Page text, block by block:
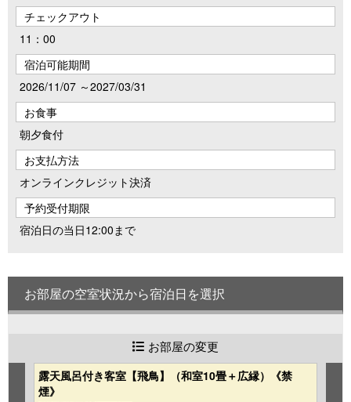
チェックアウト
11：00
宿泊可能期間
2026/11/07 ～2027/03/31
お食事
朝夕食付
お支払方法
オンラインクレジット決済
予約受付期限
宿泊日の当日12:00まで
お部屋の空室状況から宿泊日を選択
お部屋の変更
露天風呂付き客室【飛鳥】（和室10畳＋広縁）《禁
煙》